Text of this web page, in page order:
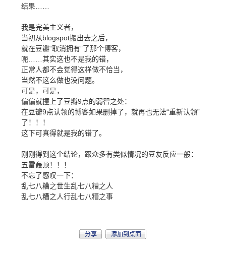
结果……
我是完美主义者，
当初从blogspot搬出去之后，
就在豆瓣“取消拥有”了那个博客，
呃……其实这也不是我的错，
正常人都不会觉得这样做不恰当，
当然不这么做也没问题。
可是，可是，
偏偏就撞上了豆瓣9点的弱智之处：
在豆瓣9点认领的博客如果删掉了，就再也无法“重新认领”
了！！！
这下可真得就是我的错了。
刚刚得到这个结论，跟众多有类似情况的豆友反应一般：
五雷轰顶！！！
不忘了感叹一下：
乱七八糟之世生乱七八糟之人
乱七八糟之人行乱七八糟之事
分享 添加到桌面